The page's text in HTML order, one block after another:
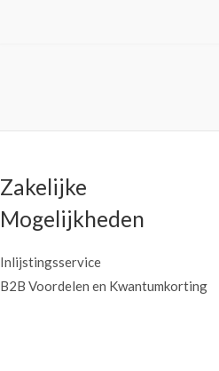
Zakelijke
Mogelijkheden
Inlijstingsservice
B2B Voordelen en Kwantumkorting